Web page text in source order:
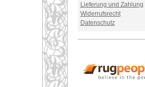
Lieferung und Zahlung
Widerrufsrecht
Datenschutz